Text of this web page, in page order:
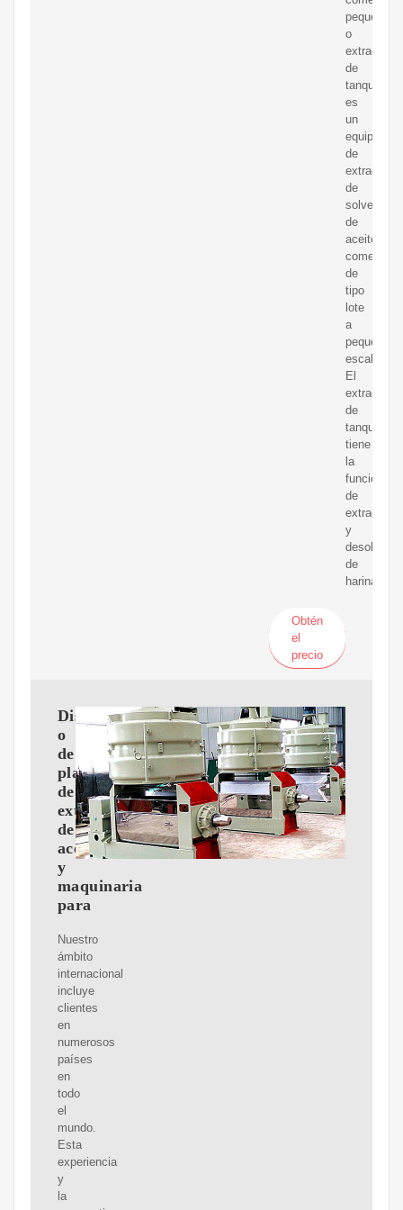
pequeño
o
extractor
de
tanque
es
un
equipo
de
extracción
de
solvente
de
aceite
comestible
de
tipo
lote
a
pequeña
escala.
El
extractor
de
tanque
tiene
la
función
de
extracción
y
de
harina.
Obtén
el
precio
Dise?
o
de
plantas
de
extracción
de
aceite
y
maquinaria
para
Nuestro
ámbito
internacional
incluye
clientes
en
numerosos
países
en
todo
el
mundo.
Esta
experiencia
y
la